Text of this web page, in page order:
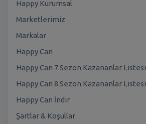
Happy Kurumsal
Marketlerimiz
Markalar
Happy Can
Happy Can 7.Sezon Kazananlar Listesi
Happy Can 8.Sezon Kazananlar Listesi
Happy Can İndir
Şartlar & Koşullar